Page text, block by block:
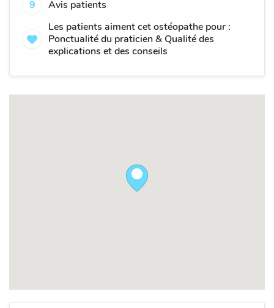
9
Avis patients
Les patients aiment cet ostéopathe pour :
Ponctualité du praticien & Qualité des
explications et des conseils